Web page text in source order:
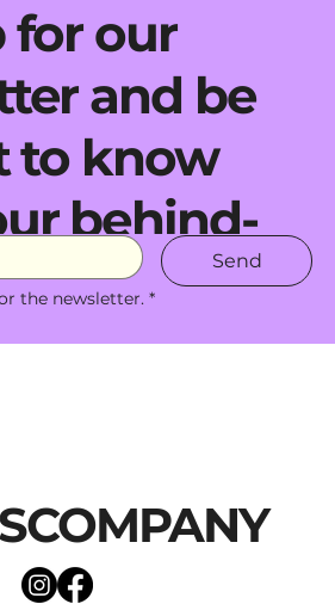
for our
and be
to know
behind-
moves.
Send
the newsletter. *